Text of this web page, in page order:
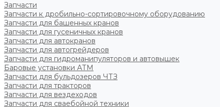
Запчасти
Запчасти к дробильно-сортировочному оборудованию
Запчасти для башенных кранов
Запчасти для гусеничных кранов
Запчасти для автокранов
Запчасти для автогрейдеров
Запчасти для гидроманипуляторов и автовышек
Баровые установки АТМ
Запчасти для бульдозеров ЧТЗ
Запчасти для тракторов
Запчасти для вездеходов
Запчасти для сваебойной техники